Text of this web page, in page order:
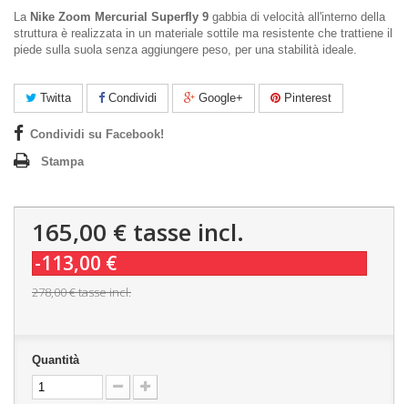
La Nike Zoom Mercurial Superfly 9 gabbia di velocità all'interno della
struttura è realizzata in un materiale sottile ma resistente che trattiene il
piede sulla suola senza aggiungere peso, per una stabilità ideale.
Twitta Condividi Google+ Pinterest
Condividi su Facebook!
Stampa
165,00 € tasse incl.
-113,00 €
278,00 €tasse incl.
Quantità